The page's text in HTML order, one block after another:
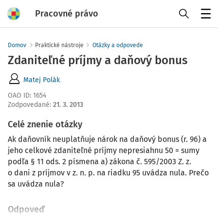
Pracovné právo
Domov Praktické nástroje Otázky a odpovede
Zdaniteľné príjmy a daňový bonus
Matej Polák
OAO ID: 1654
Zodpovedané: 21. 3. 2013
Celé znenie otázky
Ak daňovník neuplatňuje nárok na daňový bonus (r. 96) a
jeho celkové zdaniteľné príjmy nepresiahnu 50 = sumy
podľa § 11 ods. 2 písmena a) zákona č. 595/2003 Z. z.
o dani z príjmov v z. n. p. na riadku 95 uvádza nula. Prečo
sa uvádza nula?
Odpoveď